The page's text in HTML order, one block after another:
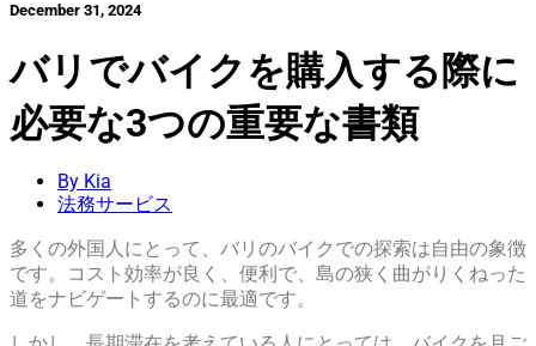
December 31, 2024
バリでバイクを購入する際に
必要な3つの重要な書類
By Kia
法務サービス
多くの外国人にとって、バリのバイクでの探索は自由の象徴
です。コスト効率が良く、便利で、島の狭く曲がりくねった
道をナビゲートするのに最適です。